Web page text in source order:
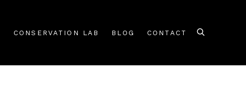
CONSERVATION LAB BLOG CONTACT